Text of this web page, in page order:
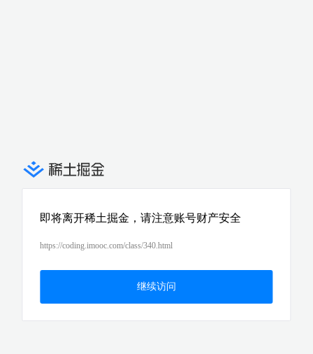
即将离开稀土掘金，请注意账号财产安全
https://coding.imooc.com/class/340.html
继续访问